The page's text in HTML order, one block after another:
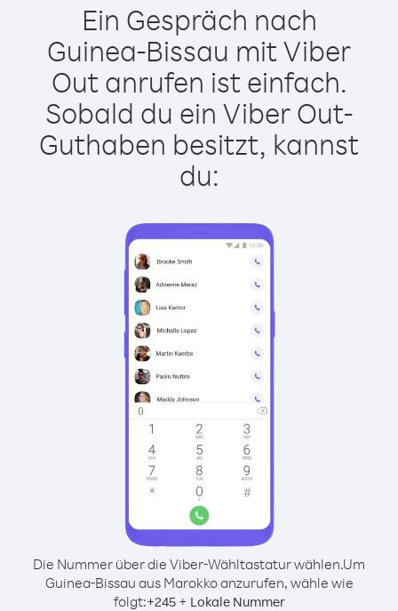
Ein Gespräch nach
Guinea-Bissau mit Viber
Out anrufen ist einfach.
Sobald du ein Viber Out-
Guthaben besitzt, kannst
du:
Die Nummer über die Viber-Wähltastatur wählen.Um
Guinea-Bissau aus Marokko anzurufen, wähle wie
folgt:+245+ Lokale Nummer